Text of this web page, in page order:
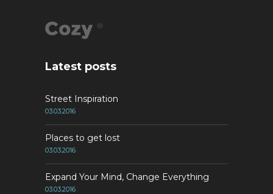
Latest posts
Street Inspiration
03.03.2016
Places to get lost
03.03.2016
Expand Your Mind, Change Everything
03.03.2016